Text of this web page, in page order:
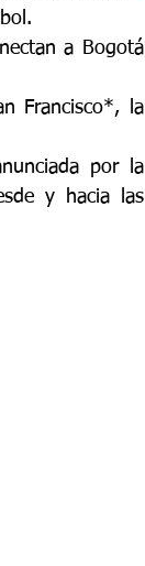
a Bogotá
Francisco*, la
por la
y hacia las